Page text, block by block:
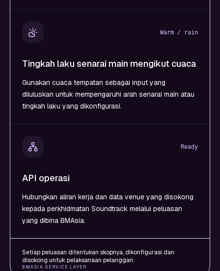
Warm / rain
Tingkah laku senarai main mengikut cuaca
Gunakan cuaca tempatan sebagai input yang
diluluskan untuk mempengaruhi arah senarai main atau
tingkah laku yang dikonfigurasi.
Ready
API operasi
Hubungkan aliran kerja dan data venue yang disokong
kepada perkhidmatan Soundtrack melalui peluasan
yang dibina BMAsia.
Setiap peluasan ditentukan skopnya, dikonfigurasi dan
disokong untuk pelaksanaan pelanggan.
BMASIA SERVICE LAYER